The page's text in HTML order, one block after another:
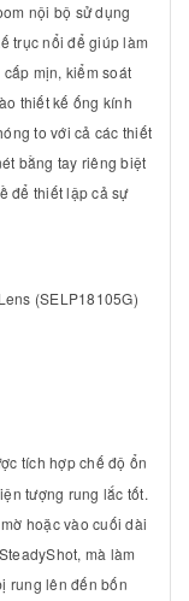
nội bộ sử dụng
trục nổi để giúp làm
mịn, kiểm soát
thiết kế ống kính
to với cả các thiết
bằng tay riêng biệt
để thiết lập cả sự
tích hợp chế độ ổn
tượng rung lắc tốt.
hoặc vào cuối dài
mà làm
rung lên đến bốn